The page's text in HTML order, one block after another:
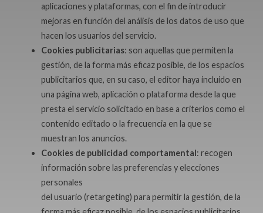
aplicaciones y plataformas, con el fin de introducir
mejoras en función del análisis de los datos de uso que
hacen los usuarios del servicio.
Cookies publicitarias: son aquellas que permiten la
gestión, de la forma más eficaz posible, de los espacios
publicitarios que, en su caso, el editor haya incluido en
una página web, aplicación o plataforma desde la que
presta el servicio solicitado en base a criterios como el
contenido editado o la frecuencia en la que se
muestran los anuncios.
Cookies de publicidad comportamental: recogen
información sobre las preferencias y elecciones
personales
del usuario (retargeting) para permitir la gestión, de la